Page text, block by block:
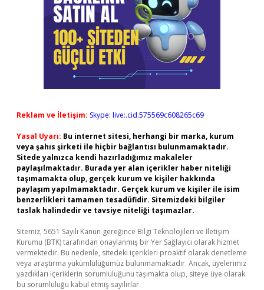
Reklam ve İletişim: Skype: live:.cid.575569c608265c69
Yasal Uyarı: Bu internet sitesi, herhangi bir marka, kurum
veya şahıs şirketi ile hiçbir bağlantısı bulunmamaktadır.
Sitede yalnızca kendi hazırladığımız makaleler
paylaşılmaktadır. Burada yer alan içerikler haber niteliği
taşımamakta olup, gerçek kurum ve kişiler hakkında
paylaşım yapılmamaktadır. Gerçek kurum ve kişiler ile isim
benzerlikleri tamamen tesadüfidir. Sitemizdeki bilgiler
taslak halindedir ve tavsiye niteliği taşımazlar.
Sitemiz, 5651 Sayılı Kanun gereğince Bilgi Teknolojileri ve İletişim
Kurumu (BTK) tarafından onaylanmış bir Yer Sağlayıcı olarak hizmet
vermektedir. Bu nedenle, sitedeki içerikleri proaktif olarak denetleme
veya araştırma yükümlülüğümüz bulunmamaktadır. Ancak, üyelerimiz
yazdıkları içeriklerin sorumluluğunu taşımakta olup, siteye üye olarak
bu sorumluluğu kabul etmiş sayılırlar.